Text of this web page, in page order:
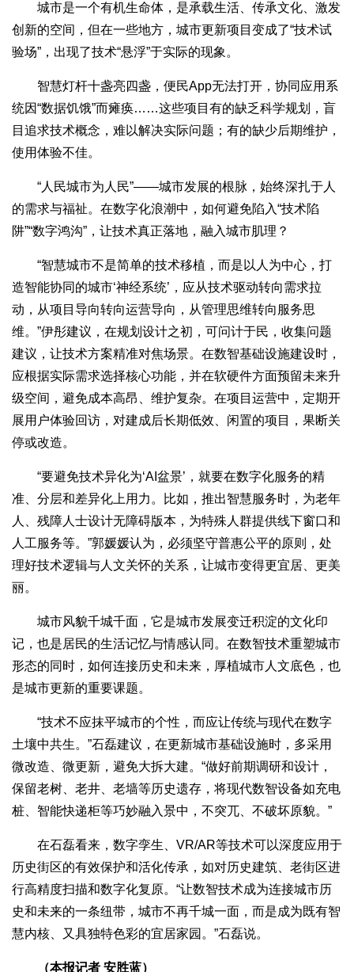
城市是一个有机生命体，是承载生活、传承文化、激发
创新的空间，但在一些地方，城市更新项目变成了“技术试
验场”，出现了技术“悬浮”于实际的现象。
智慧灯杆十盏亮四盏，便民App无法打开，协同应用系
统因“数据饥饿”而瘫痪……这些项目有的缺乏科学规划，盲
目追求技术概念，难以解决实际问题；有的缺少后期维护，
使用体验不佳。
“人民城市为人民”——城市发展的根脉，始终深扎于人
的需求与福祉。在数字化浪潮中，如何避免陷入“技术陷
阱”“数字鸿沟”，让技术真正落地，融入城市肌理？
“智慧城市不是简单的技术移植，而是以人为中心，打
造智能协同的城市‘神经系统’，应从技术驱动转向需求拉
动，从项目导向转向运营导向，从管理思维转向服务思
维。”伊彤建议，在规划设计之初，可问计于民，收集问题
建议，让技术方案精准对焦场景。在数智基础设施建设时，
应根据实际需求选择核心功能，并在软硬件方面预留未来升
级空间，避免成本高昂、维护复杂。在项目运营中，定期开
展用户体验回访，对建成后长期低效、闲置的项目，果断关
停或改造。
“要避免技术异化为‘AI盆景’，就要在数字化服务的精
准、分层和差异化上用力。比如，推出智慧服务时，为老年
人、残障人士设计无障碍版本，为特殊人群提供线下窗口和
人工服务等。”郭媛媛认为，必须坚守普惠公平的原则，处
理好技术逻辑与人文关怀的关系，让城市变得更宜居、更美
丽。
城市风貌千城千面，它是城市发展变迁积淀的文化印
记，也是居民的生活记忆与情感认同。在数智技术重塑城市
形态的同时，如何连接历史和未来，厚植城市人文底色，也
是城市更新的重要课题。
“技术不应抹平城市的个性，而应让传统与现代在数字
土壤中共生。”石磊建议，在更新城市基础设施时，多采用
微改造、微更新，避免大拆大建。“做好前期调研和设计，
保留老树、老井、老墙等历史遗存，将现代数智设备如充电
桩、智能快递柜等巧妙融入景中，不突兀、不破坏原貌。”
在石磊看来，数字孪生、VR/AR等技术可以深度应用于
历史街区的有效保护和活化传承，如对历史建筑、老街区进
行高精度扫描和数字化复原。“让数智技术成为连接城市历
史和未来的一条纽带，城市不再千城一面，而是成为既有智
慧内核、又具独特色彩的宜居家园。”石磊说。
（本报记者 安胜蓝）